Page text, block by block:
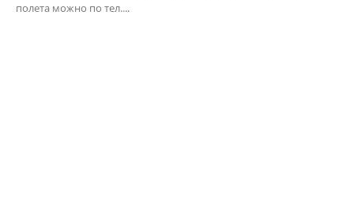
полета можно по тел....